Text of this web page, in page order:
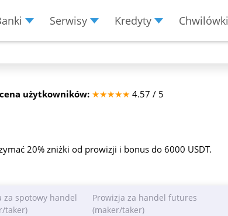
Serwisy Kredyty Chwilówki
Menu Burger
użytkowników: ★★★★★ 4.57 / 5
20% zniżki od prowizji i bonus do 6000 USDT.
za spotowy handel
taker)
Prowizja za handel futures
(maker/taker)